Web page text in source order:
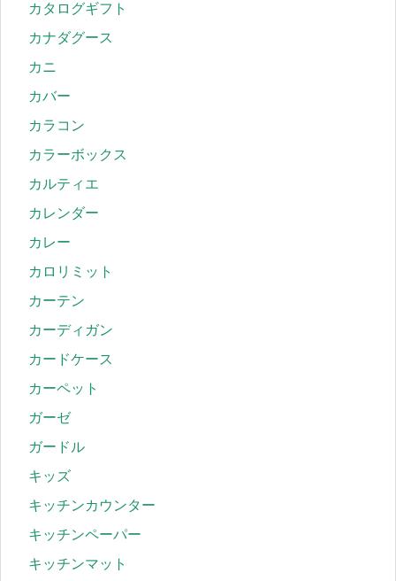
カタログギフト
カナダグース
カニ
カバー
カラコン
カラーボックス
カルティエ
カレンダー
カレー
カロリミット
カーテン
カーディガン
カードケース
カーペット
ガーゼ
ガードル
キッズ
キッチンカウンター
キッチンペーパー
キッチンマット